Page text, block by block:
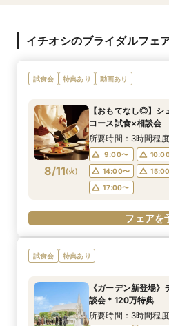
イチオシのブライダルフェ
試食会 特典あり 動画あり
8/11(火)
【おもてなし◎】シ
コース試食×相談会
所要時間：3時間程度
9:00〜
14:00〜
17:00〜
フェアを
試食会 特典あり
《ガーデン新登場
談会＊120万特典
所要時間：3時間程度